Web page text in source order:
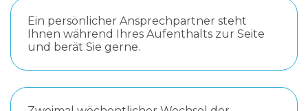
Ein persönlicher Ansprechpartner steht
Ihnen während Ihres Aufenthalts zur Seite
und berät Sie gerne.